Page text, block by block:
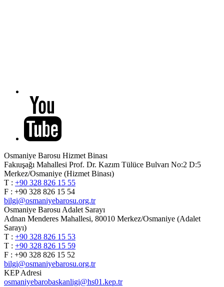
Osmaniye Barosu Hizmet Binası
Fakıuşağı Mahallesi Prof. Dr. Kazım Tülüce Bulvarı No:2 D:5
Merkez/Osmaniye (Hizmet Binası)
T : +90 328 826 15 55
F : +90 328 826 15 54
bilgi@osmaniyebarosu.org.tr
Osmaniye Barosu Adalet Sarayı
Adnan Menderes Mahallesi, 80010 Merkez/Osmaniye (Adalet
Sarayı)
T : +90 328 826 15 53
T : +90 328 826 15 59
F : +90 328 826 15 52
bilgi@osmaniyebarosu.org.tr
KEP Adresi
osmaniyebarobaskanligi@hs01.kep.tr